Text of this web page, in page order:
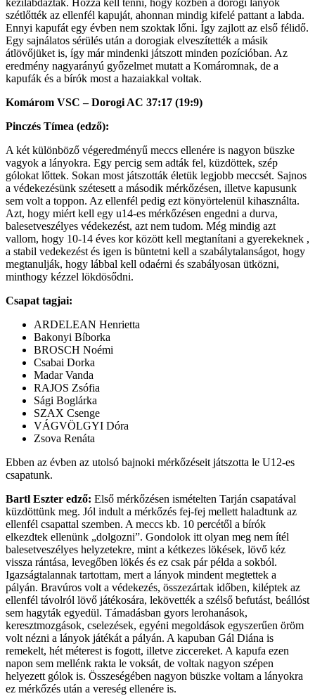
kézilabdáztak. Hozzá kell tenni, hogy közben a dorogi lányok
szétlőtték az ellenfél kapuját, ahonnan mindig kifelé pattant a labda.
Ennyi kapufát egy évben nem szoktak lőni. Így zajlott az első félidő.
Egy sajnálatos sérülés után a dorogiak elveszítették a másik
átlövőjüket is, így már mindenki játszott minden pozícióban. Az
eredmény nagyarányú győzelmet mutatt a Komáromnak, de a
kapufák és a bírók most a hazaiakkal voltak.
Komárom VSC – Dorogi AC 37:17 (19:9)
Pinczés Tímea (edző):
A két különböző végeredményű meccs ellenére is nagyon büszke
vagyok a lányokra. Egy percig sem adták fel, küzdöttek, szép
gólokat lőttek. Sokan most játszották életük legjobb meccsét. Sajnos
a védekezésünk szétesett a második mérkőzésen, illetve kapusunk
sem volt a toppon. Az ellenfél pedig ezt könyörtelenül kihasználta.
Azt, hogy miért kell egy u14-es mérkőzésen engedni a durva,
balesetveszélyes védekezést, azt nem tudom. Még mindig azt
vallom, hogy 10-14 éves kor között kell megtanítani a gyerekeknek ,
a stabil vedekezést és igen is büntetni kell a szabálytalanságot, hogy
megtanulják, hogy lábbal kell odaérni és szabályosan ütközni,
minthogy kézzel lökdösődni.
Csapat tagjai:
ARDELEAN Henrietta
Bakonyi Bíborka
BROSCH Noémi
Csabai Dorka
Madar Vanda
RAJOS Zsófia
Sági Boglárka
SZAX Csenge
VÁGVÖLGYI Dóra
Zsova Renáta
Ebben az évben az utolsó bajnoki mérkőzéseit játszotta le U12-es
csapatunk.
Bartl Eszter edző: Első mérkőzésen ismételten Tarján csapatával
küzdöttünk meg. Jól indult a mérkőzés fej-fej mellett haladtunk az
ellenfél csapattal szemben. A meccs kb. 10 percétől a bírók
elkezdtek ellenünk „dolgozni”. Gondolok itt olyan meg nem ítél
balesetveszélyes helyzetekre, mint a kétkezes lökések, lövő kéz
vissza rántása, levegőben lökés és ez csak pár példa a sokból.
Igazságtalannak tartottam, mert a lányok mindent megtettek a
pályán. Bravúros volt a védekezés, összezártak időben, kiléptek az
ellenfél távolról lövő játékosára, lekövették a szélső befutást, beállóst
sem hagyták egyedül. Támadásban gyors lerohanások,
keresztmozgások, cselezések, egyéni megoldások egyszerűen öröm
volt nézni a lányok játékát a pályán. A kapuban Gál Diána is
remekelt, hét méterest is fogott, illetve ziccereket. A kapufa ezen
napon sem mellénk rakta le voksát, de voltak nagyon szépen
helyezett gólok is. Összeségében nagyon büszke voltam a lányokra
ez mérkőzés után a vereség ellenére is.